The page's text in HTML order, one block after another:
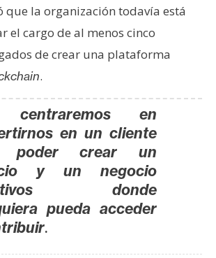
que la organización todavía está
el cargo de al menos cinco
de crear una plataforma
.
centraremos en
en un cliente
poder crear un
y un negocio
donde
pueda acceder
.